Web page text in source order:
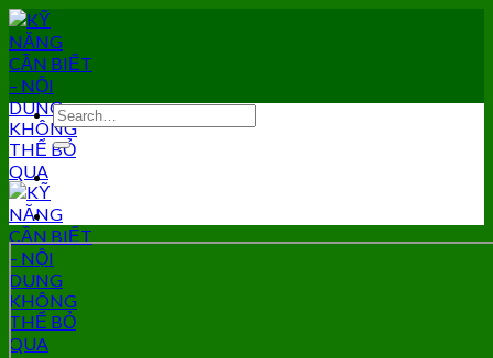
Skip
to
content